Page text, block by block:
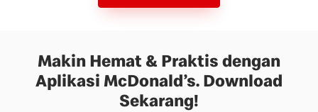
Makin Hemat & Praktis dengan
Aplikasi McDonald’s. Download
Sekarang!